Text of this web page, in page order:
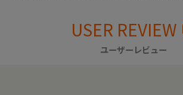
USER REVIEW
ユーザーレビュー